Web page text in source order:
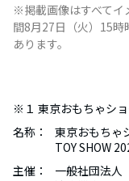
※掲載画像はすべて
間8月27日（火）15時
あります。
※１ 東京おもちゃシ
名称：
東京おもちゃ
TOY SHOW
主催：
一般社団法